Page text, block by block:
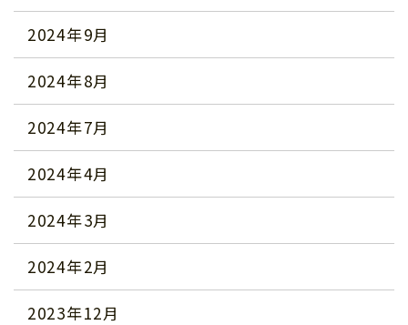
2024年9月
2024年8月
2024年7月
2024年4月
2024年3月
2024年2月
2023年12月